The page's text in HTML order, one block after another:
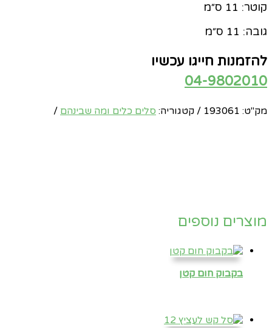
קוטר: 11 ס״מ
גובה: 11 ס״מ
להזמנות חייגו עכשיו
04-9802010
מק"ט: 193061 קטגוריה: סלים כלים ומה שבינהם
מוצרים נוספים
בקבוק חום קטן